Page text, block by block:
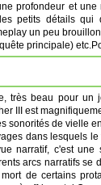
profondeur et
petits détails qui
un peu
principale)
très beau pour un
III est
sonorités de vielle
dans lesquels le
narratif, c'est une
arcs narratifs se
de certains